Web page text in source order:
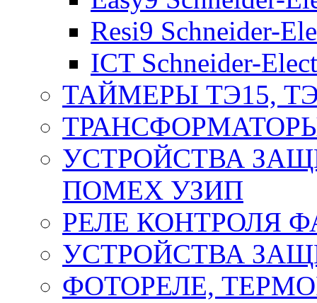
Resi9 Schneider-
ICT Schneider-
ТАЙМЕРЫ ТЭ15,
УСТРОЙСТВА
ПОМЕХ УЗИП
РЕЛЕ КОНТРОЛЯ
УСТРОЙСТВА
ФОТОРЕЛЕ,